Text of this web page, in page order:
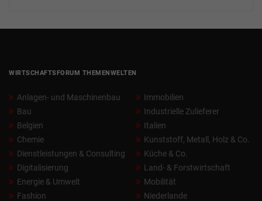
WIRTSCHAFTSFORUM THEMENWELTEN
Anlagen- und Maschinenbau
Bau
Belgien
Chemie
Dienstleistungen & Consulting
Digitalisierung
Energie & Umwelt
Fashion
Immobilien
Industrielle Zulieferer
Italien
Kunststoff, Metall, Holz & Co.
Küche & Co.
Land- & Forstwirtschaft
Mobilität
Niederlande